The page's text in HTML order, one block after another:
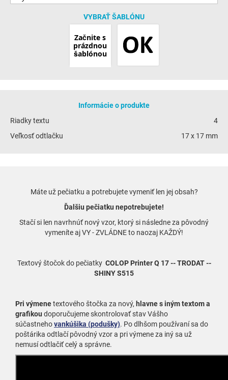
VYBRAŤ ŠABLÓNU
Začnite s
prázdnou
šablónou
Informácie o produkte
Riadky textu
4
Veľkosť odtlačku
17 x 17 mm
Máte už pečiatku a potrebujete vymeniť len jej obsah?
Ďalšiu pečiatku nepotrebujete!
Stačí si len navrhnúť nový vzor, ktorý si následne za pôvodný
vymeníte aj VY - ZVLÁDNE to naozaj KAŽDÝ!
Textový štočok do pečiatky COLOP Printer Q 17 -- TRODAT --
SHINY S515
Pri výmenetextového štočka za nový, hlavne s iným textom a
grafikou doporučujeme skontrolovať stav Vášho
súčastnehovankúšika (podušky). Po dlhšom používaní sa do
poštárika odtlačí pôvodný vzor a pri výmene za iný sa už
nemusí odtlačiť celý a správne.